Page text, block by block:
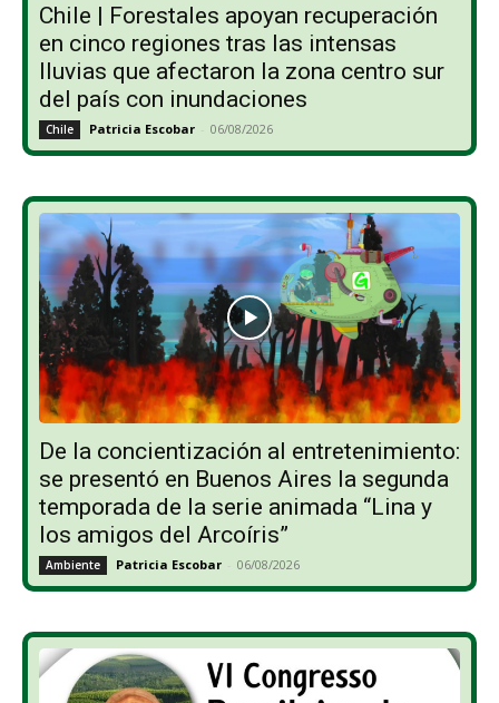
Chile | Forestales apoyan recuperación
en cinco regiones tras las intensas
lluvias que afectaron la zona centro sur
del país con inundaciones
Chile Patricia Escobar - 06/08/2026
De la concientización al entretenimiento:
se presentó en Buenos Aires la segunda
temporada de la serie animada “Lina y
los amigos del Arcoíris”
Ambiente Patricia Escobar - 06/08/2026